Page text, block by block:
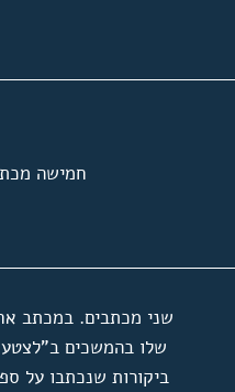
חמישה
שני מכתבים. במכתב
שלו בהמשכים
ביקורות שנכתבו על